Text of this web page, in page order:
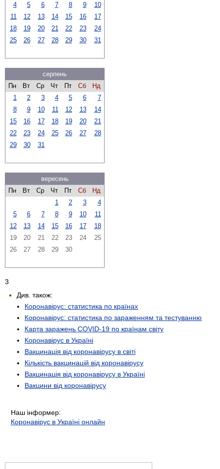
4
5 6 7 8 9
10
11
12 13 14 15 16
17
18
19 20 21 22 23
24
25
26 27 28 29 30 31
серпень
Пн
Вт Ср Чт Пт Сб
Нд
1
2 3 4 5 6
7
8
9 10 11 12 13
14
15
16 17 18 19 20
21
22
23 24 25 26 27
28
29
30 31
вересень
Пн
Вт Ср Чт Пт Сб
Нд
1
2 3
4
5
6 7 8 9 10
11
12
13 14 15 16 17
18
19
20 21 22 23 24
25
26
27 28 29 30
3
Див. також:
Коронавірус: статистика по країнах
Коронавірус: статистика по зараженням та тестуванню
Карта заражень COVID-19 по країнам світу
Коронавірус в Україні
Вакцинація від коронавірусу в світі
Кількість вакцинацій від коронавірусу
Вакцинація від коронавірусу в Україні
Вакцини від коронавірусу
Наш інформер:
Коронавірус в Україні онлайн